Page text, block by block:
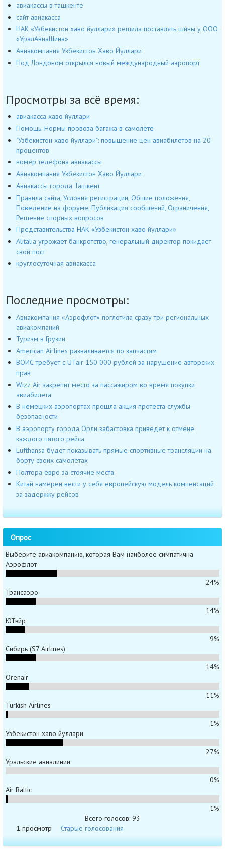
авиакассы в ташкенте
сайт авиакасса
НАК «Узбекистон хаво йуллари» решила поставлять шины у ООО
«УралАвиаШина»
Авиакомпания Узбекистон Хаво Йуллари
Под Лондоном открылся новый международный аэропорт
Просмотры за всё время:
авиакасса хаво йуллари
Помощь. Нормы провоза багажа в самолёте
"Узбекистон хаво йуллари": повышение цен авиабилетов на 20
процентов
номер телефона авиакассы
Авиакомпания Узбекистон Хаво Йуллари
Авиакассы города Ташкент
Правила сайта, Условия регистрации, Общие положения,
Поведение на форуме, Публикация сообщений, Ограничения,
Решение спорных вопросов
Представительства НАК «Узбекистон хаво йуллари»
Alitalia угрожает банкротство, генеральный директор покидает
свой пост
круглосуточная авиакасса
Последние просмотры:
Авиакомпания «Аэрофлот» поглотила сразу три региональных
авиакомпаний
Туризм в Грузии
American Airlines разваливается по запчастям
ВОИС требует c UTair 150 000 рублей за нарушение авторских
прав
Wizz Air закрепит место за пассажиром во время покупки
авиабилета
В немецких аэропортах прошла акция протеста службы
безопасности
В аэропорту города Орли забастовка приведет к отмене
каждого пятого рейса
Lufthansa будет показывать прямые спортивные трансляции на
борту своих самолетах
Полтора евро за стоячие места
Китай намерен вести у себя европейскую модель компенсаций
за задержку рейсов
Опрос
Выберите авиакомпанию, которая Вам наиболее симпатична
Аэрофлот
24%
Трансаэро
14%
ЮТэйр
9%
Сибирь (S7 Airlines)
14%
Orenair
11%
Turkish Airlines
1%
Узбекистон хаво йуллари
27%
Уральские авиалинии
0%
Air Baltic
1%
Всего голосов: 93
1 просмотр
Старые голосования